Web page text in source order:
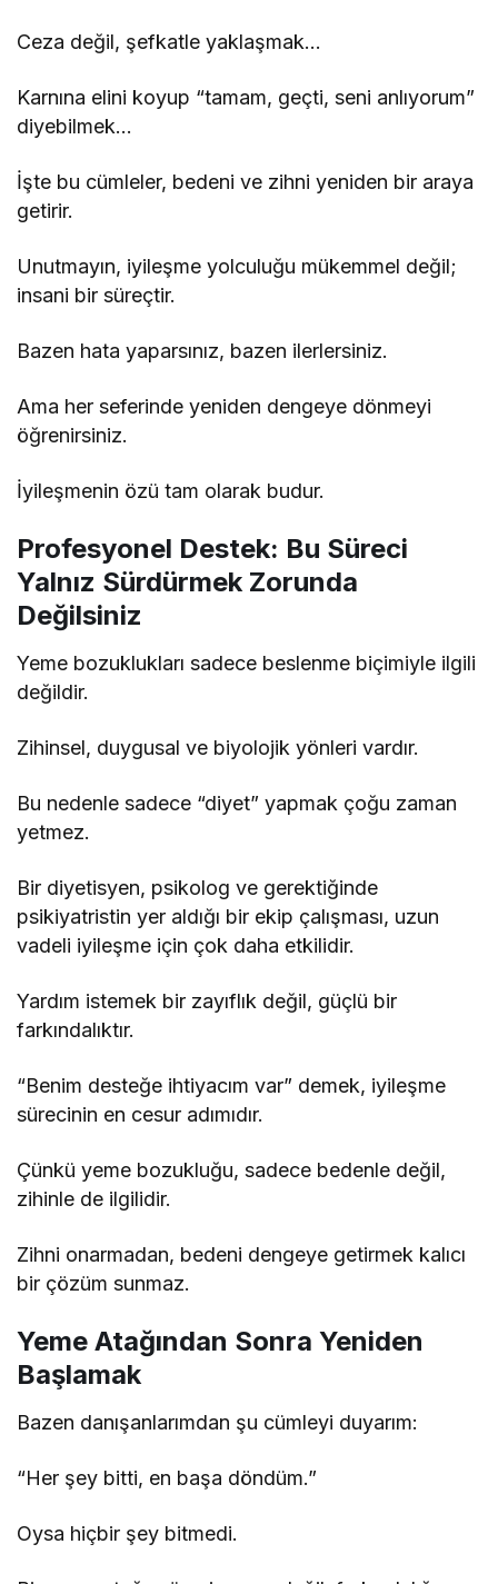
Ceza değil, şefkatle yaklaşmak…
Karnına elini koyup “tamam, geçti, seni anlıyorum”
diyebilmek…
İşte bu cümleler, bedeni ve zihni yeniden bir araya
getirir.
Unutmayın, iyileşme yolculuğu mükemmel değil;
insani bir süreçtir.
Bazen hata yaparsınız, bazen ilerlersiniz.
Ama her seferinde yeniden dengeye dönmeyi
öğrenirsiniz.
İyileşmenin özü tam olarak budur.
Profesyonel Destek: Bu Süreci
Yalnız Sürdürmek Zorunda
Değilsiniz
Yeme bozuklukları sadece beslenme biçimiyle ilgili
değildir.
Zihinsel, duygusal ve biyolojik yönleri vardır.
Bu nedenle sadece “diyet” yapmak çoğu zaman
yetmez.
Bir diyetisyen, psikolog ve gerektiğinde
psikiyatristin yer aldığı bir ekip çalışması, uzun
vadeli iyileşme için çok daha etkilidir.
Yardım istemek bir zayıflık değil, güçlü bir
farkındalıktır.
“Benim desteğe ihtiyacım var” demek, iyileşme
sürecinin en cesur adımıdır.
Çünkü yeme bozukluğu, sadece bedenle değil,
zihinle de ilgilidir.
Zihni onarmadan, bedeni dengeye getirmek kalıcı
bir çözüm sunmaz.
Yeme Atağından Sonra Yeniden
Başlamak
Bazen danışanlarımdan şu cümleyi duyarım:
“Her şey bitti, en başa döndüm.”
Oysa hiçbir şey bitmedi.